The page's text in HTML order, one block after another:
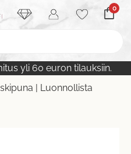
0
yli 60 euron tilauksiin.
| Luonnollista